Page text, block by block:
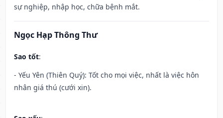
sự nghiệp, nhập học, chữa bệnh mắt.
Ngọc Hạp Thông Thư
Sao tốt:
- Yếu Yên (Thiên Quý): Tốt cho mọi việc, nhất là việc hôn
nhân giá thú (cưới xin).